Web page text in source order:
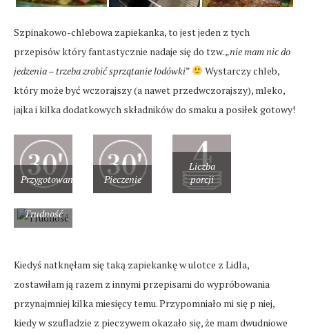
Szpinakowo-chlebowa zapiekanka, to jest jeden z tych
przepisów który fantastycznie nadaje się do tzw. „nie mam nic do
jedzenia – trzeba zrobić sprzątanie lodówki”
Wystarczy chleb,
który może być wczorajszy (a nawet przedwczorajszy), mleko,
jajka i kilka dodatkowych składników do smaku a posiłek gotowy!
Przygotowanie Pieczenie
Liczba
porcji
Trudność
Kiedyś natknęłam się taką zapiekankę w ulotce z Lidla,
zostawiłam ją razem z innymi przepisami do wypróbowania
przynajmniej kilka miesięcy temu. Przypomniało mi się p niej,
kiedy w szufladzie z pieczywem okazało się, że mam dwudniowe